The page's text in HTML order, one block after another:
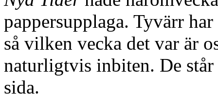
pappersupplaga. Tyvärr har
så vilken vecka det var är
naturligtvis inbiten. De
sida.